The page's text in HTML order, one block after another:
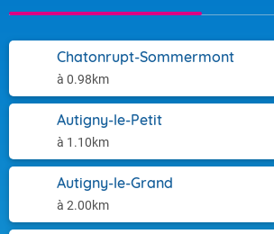
Chatonrupt-Sommermont
à 0.98km
Autigny-le-Petit
à 1.10km
Autigny-le-Grand
à 2.00km